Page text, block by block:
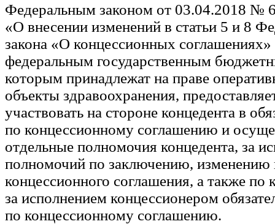
Федеральным законом от 03.04.2018 №
«О внесении изменений в статьи 5 и 8
закона «О концессионных соглашениях»
федеральным государственным
которым принадлежат на праве
объекты здравоохранения,
участвовать на стороне концедента в
по концессионному соглашению и
отдельные полномочия концедента, за
полномочий по заключению,
концессионного соглашения, а также по
за исполнением концессионером
по концессионному соглашению.